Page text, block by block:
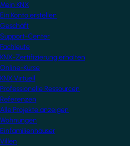
Mein KNX
Ein Konto erstellen
Geschäft
Support-Center
Fachleute
KNX-Zertifizierung erhalten
Online-Kurse
KNX Virtuell
Professionelle Ressourcen
Referenzen
Alle Projekte anzeigen
Wohnungen
Einfamilienhäuser
Villen